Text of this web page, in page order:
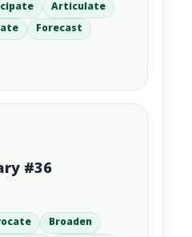
Articulate
Forecast
#36
Broaden